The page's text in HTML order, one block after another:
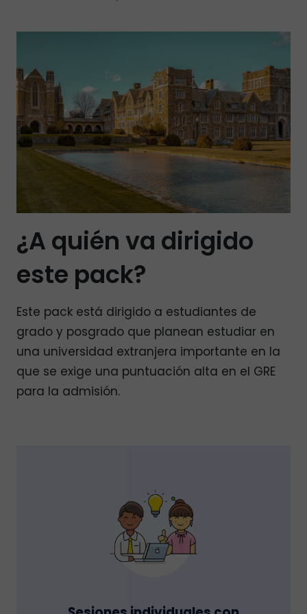
¿A quién va dirigido
este pack?
Este pack está dirigido a estudiantes de
grado y posgrado que planean estudiar en
una universidad extranjera importante en la
que se exige una puntuación alta en el GRE
para la admisión.